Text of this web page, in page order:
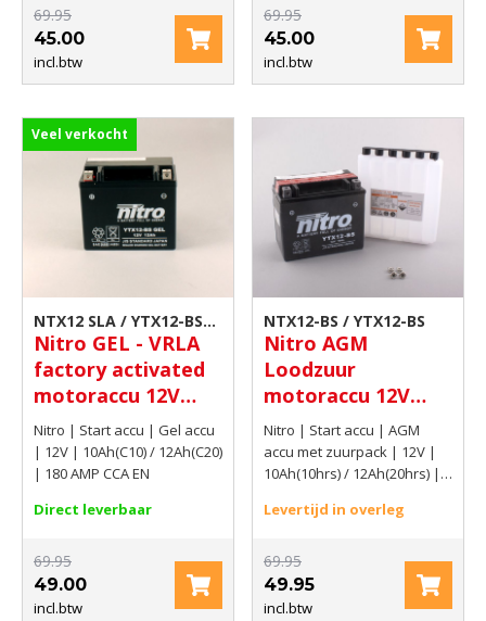
69.95
45.00
incl.btw
69.95
45.00
incl.btw
Veel verkocht
NTX12 SLA / YTX12-BS
GEL
Nitro GEL - VRLA
factory activated
motoraccu 12V
10Ah(C10) /
12Ah(C20) 180 AMP
CCA EN
Nitro | Start accu | Gel accu
| 12V | 10Ah(C10) / 12Ah(C20)
| 180 AMP CCA EN
Direct leverbaar
69.95
49.00
incl.btw
NTX12-BS / YTX12-BS
Nitro AGM
Loodzuur
motoraccu 12V
10Ah(10hrs) /
12Ah(20hrs) 180
CCA
Nitro | Start accu | AGM
accu met zuurpack | 12V |
10Ah(10hrs) / 12Ah(20hrs) |
Levertijd in overleg
69.95
49.95
incl.btw